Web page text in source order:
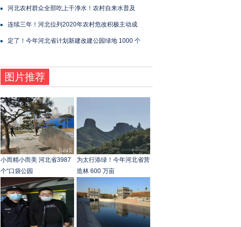
河北农村群众全部吃上干净水！农村自来水普及
连续三年！河北位列2020年农村危改积极主动成
定了！今年河北省计划新建改建公园绿地 1000 个
图片推荐
小而精小而美 河北省3987
个“口袋公园
为太行添绿！今年河北省营
造林 600 万亩